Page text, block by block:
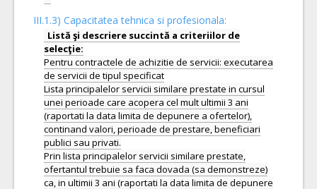
III.1.3) Capacitatea tehnica si profesionala:
Listă şi descriere succintă a criteriilor de
Pentru contractele de achizitie de servicii: executarea
de servicii de tipul specificat
Lista principalelor servicii similare prestate in cursul
unei perioade care acopera cel mult ultimii 3 ani
(raportati la data limita de depunere a ofertelor),
continand valori, perioade de prestare, beneficiari
publici sau privati.
Prin lista principalelor servicii similare prestate,
ofertantul trebuie sa faca dovada (sa demonstreze)
ca, in ultimii 3 ani (raportati la data limita de depunere